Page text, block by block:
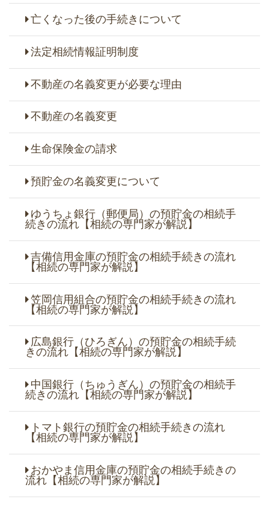
亡くなった後の手続きについて
法定相続情報証明制度
不動産の名義変更が必要な理由
不動産の名義変更
生命保険金の請求
預貯金の名義変更について
ゆうちょ銀行（郵便局）の預貯金の相続手
続きの流れ【相続の専門家が解説】
吉備信用金庫の預貯金の相続手続きの流れ
【相続の専門家が解説】
笠岡信用組合の預貯金の相続手続きの流れ
【相続の専門家が解説】
広島銀行（ひろぎん）の預貯金の相続手続
きの流れ【相続の専門家が解説】
中国銀行（ちゅうぎん）の預貯金の相続手
続きの流れ【相続の専門家が解説】
トマト銀行の預貯金の相続手続きの流れ
【相続の専門家が解説】
おかやま信用金庫の預貯金の相続手続きの
流れ【相続の専門家が解説】